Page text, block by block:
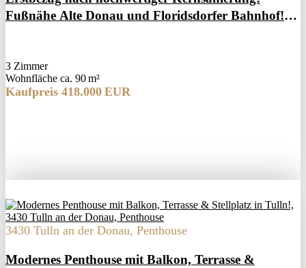
Fußnähe Alte Donau und Floridsdorfer Bahnhof!
3 Zimmer
Wohnfläche ca. 90 m²
Kaufpreis 418.000 EUR
3430 Tulln an der Donau, Penthouse
Modernes Penthouse mit Balkon, Terrasse &